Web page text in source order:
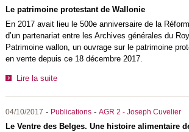
Le patrimoine protestant de Wallonie
En 2017 avait lieu le 500e anniversaire de la
d’un partenariat entre les Archives générales du
Patrimoine wallon, un ouvrage sur le patrimoine
en vente depuis ce 18 décembre 2017.
Lire la suite
04/10/2017 - Publications- AGR 2 - Joseph Cuvelier
Le Ventre des Belges. Une histoire alimentaire